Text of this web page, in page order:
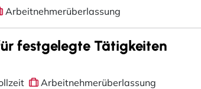
Arbeitnehmerüberlassung
festgelegte Tätigkeiten
Arbeitnehmerüberlassung